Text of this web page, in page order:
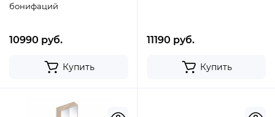
бонифаций
10990 руб.
Купить
11190 руб.
Купить